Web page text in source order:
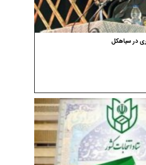
در سیاهکل